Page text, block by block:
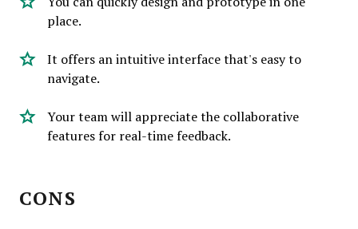
place.
It offers an intuitive interface that's easy to
navigate.
Your team will appreciate the collaborative
features for real-time feedback.
CONS